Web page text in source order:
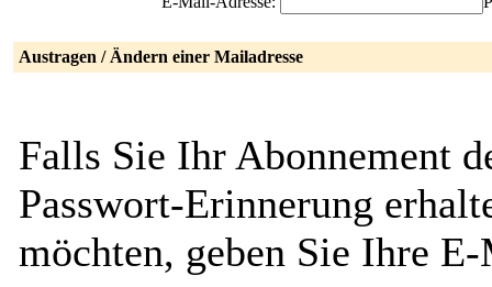
Austragen / Ändern einer Mailadresse
Falls Sie Ihr Abonnement
Passwort-Erinnerung
möchten, geben Sie Ihre